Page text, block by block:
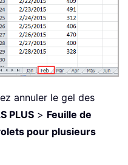
annuler le gel des
PLUS > Feuille de
pour plusieurs